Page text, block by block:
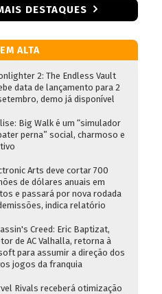
DESTAQUES
ALTA
2: The Endless Vault
data de lançamento para 2
demo já disponível
Big Walk é um “simulador
perna” social, charmoso e
Arts deve cortar 700
de dólares anuais em
e passará por nova rodada
indica relatório
Creed: Eric Baptizat,
de AC Valhalla, retorna à
para assumir a direção dos
jogos da franquia
Rivals receberá otimização